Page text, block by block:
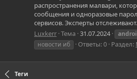
распространения малвари,
сообщения и одноразовые
сервисов. Эксперты
Luxkerr Тема 31.07.2024
новости иб
Ответы: 0 Раздел:
Теги